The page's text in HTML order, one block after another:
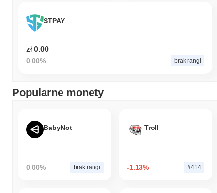
STPAY
zł 0.00
0.00% brak rangi
Popularne monety
BabyNot
0.00% brak rangi
Troll
-1.13% #414